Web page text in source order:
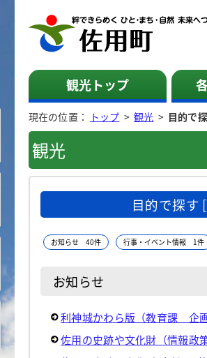
総合トップ
町民の方へ
事業者の方へ
観光トップ
現在の位置： トップ >観光 > 目的で
観光
目的で探す
お知らせ 40件 行事・イベント情報 1件
お知らせ
利神城かわら版（教育課 企画
佐用の史跡や文化財（情報政